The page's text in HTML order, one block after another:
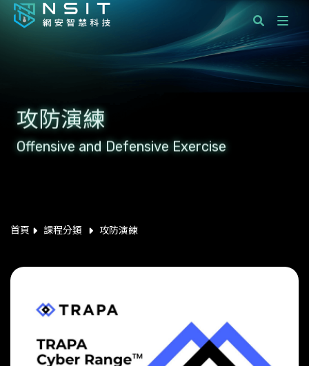
業服務
於網安智慧科技
攻防演練
Offensive and Defensive Exercise
首頁 課程分類 攻防演練